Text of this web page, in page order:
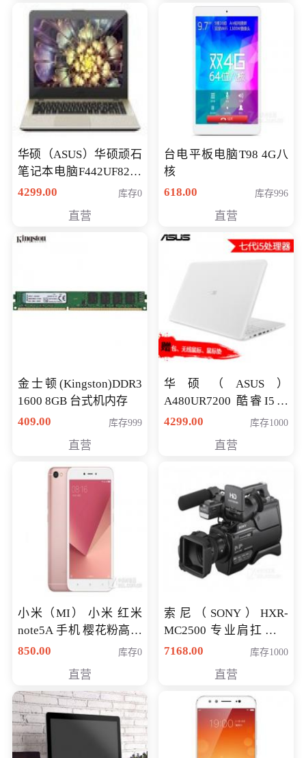
华硕（ASUS）华硕顽石
笔记本电脑F442UF8250
八代独显轻薄办公商务
4299.00 库存0
直营
台电平板电脑T98 4G八
核
618.00
库存996
直营
金士顿(Kingston)DDR3
1600 8GB 台式机内存
409.00
库存999
直营
华硕（ASUS）
A480UR7200 酷睿I5超
薄学生办公游戏独显笔
NV930-2G独
4299.00 库存1000
直营
小米（MI） 小米 红米
note5A 手机 樱花粉高配
版 全网通(3G+32G)
850.00 库存0
直营
索尼（SONY）HXR-
MC2500 专业肩扛式存
储卡全高清摄录一体机
清入门级摄像机
7168.00 库存1000
直营